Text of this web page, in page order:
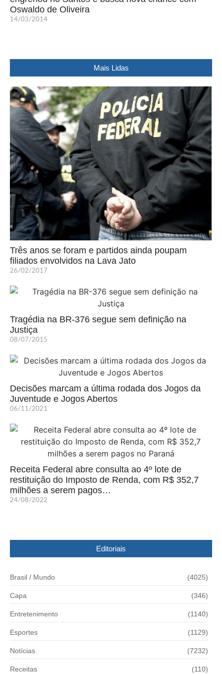
Oswaldo de Oliveira
14/03/2014
Mais Lidas
Três anos se foram e partidos ainda poupam
filiados envolvidos na Lava Jato
26/02/2017
Tragédia na BR-376 segue sem definição na
Justiça
08/07/2015
Decisões marcam a última rodada dos Jogos da
Juventude e Jogos Abertos
06/11/2021
Receita Federal abre consulta ao 4º lote de
restituição do Imposto de Renda, com R$ 352,7
milhões a serem pagos…
24/08/2022
Editoriais
Brasil / Mundo (4025)
Capa (346)
Entretenimento (1140)
Esportes (1129)
Notícias (7232)
Receitas (110)